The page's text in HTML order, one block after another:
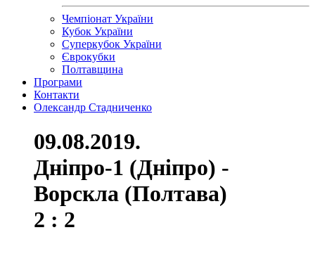
Чемпіонат України
Кубок України
Суперкубок України
Єврокубки
Полтавщина
Програми
Контакти
Олександр Стадниченко
09.08.2019.
Дніпро-1 (Дніпро) -
Ворскла (Полтава)
2 : 2